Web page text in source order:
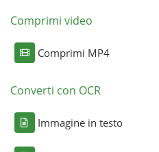
Comprimi video
Comprimi MP4
Converti con OCR
Immagine in testo